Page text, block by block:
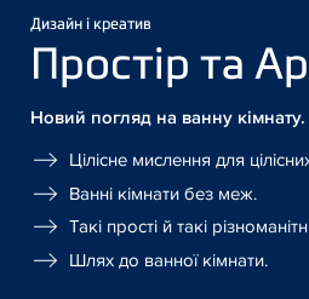
Дизайн і креатив
Простір та
Новий погляд на ванну кімнату.
Цілісне мислення для
Ванні кімнати без меж.
Такі прості й такі
Шлях до ванної кімнати.